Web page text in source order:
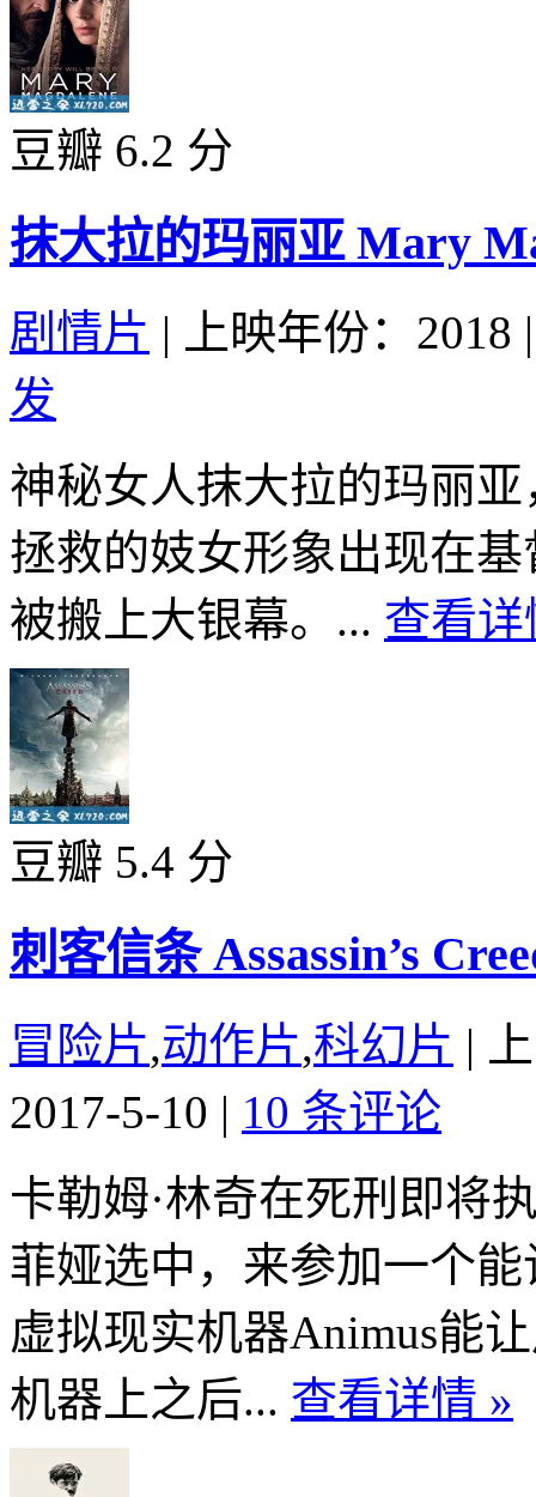
豆瓣 6.2 分
抹大拉的玛丽亚 Mary
剧情片 | 上映年份：2018 |
发
神秘女人抹大拉的玛丽
拯救的妓女形象出现在
被搬上大银幕。... 查看详
豆瓣 5.4 分
刺客信条 Assassin’s
冒险片,动作片,科幻片 |
2017-5-10 | 10 条评论
卡勒姆·林奇在死刑即将
菲娅选中，来参加一个
虚拟现实机器Animus能
机器上之后... 查看详情 »